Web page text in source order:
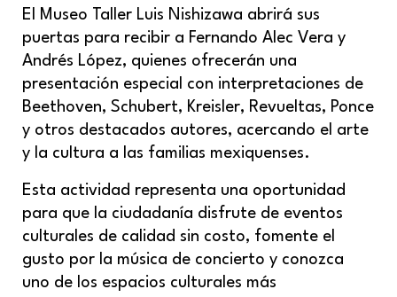
El Museo Taller Luis Nishizawa abrirá sus
puertas para recibir a Fernando Alec Vera y
Andrés López, quienes ofrecerán una
presentación especial con interpretaciones de
Beethoven, Schubert, Kreisler, Revueltas, Ponce
y otros destacados autores, acercando el arte
y la cultura a las familias mexiquenses.
Esta actividad representa una oportunidad
para que la ciudadanía disfrute de eventos
culturales de calidad sin costo, fomente el
gusto por la música de concierto y conozca
uno de los espacios culturales más